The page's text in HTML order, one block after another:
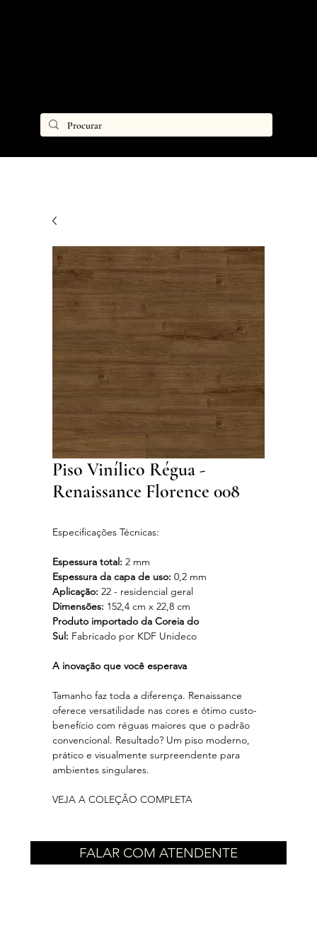
FALAR COM ATENDENTE
Piso Vinílico Régua -
Renaissance Florence 008
Especificações Técnicas:
Espessura total: 2 mm
Espessura da capa de uso: 0,2 mm
Aplicação: 22 - residencial geral
Dimensões: 152,4 cm x 22,8 cm
Produto importado da Coreia do
Sul: Fabricado por KDF Unideco
A inovação que você esperava
Tamanho faz toda a diferença. Renaissance
oferece versatilidade nas cores e ótimo custo-
benefício com réguas maiores que o padrão
convencional. Resultado? Um piso moderno,
prático e visualmente surpreendente para
ambientes singulares.
VEJA A COLEÇÃO COMPLETA